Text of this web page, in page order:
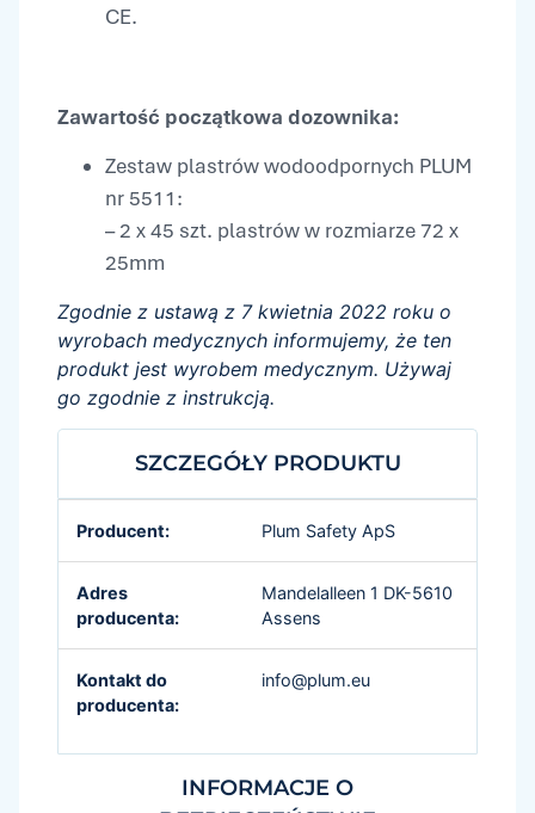
CE.
Zawartość początkowa dozownika:
Zestaw plastrów wodoodpornych PLUM
nr 5511:
– 2 x 45 szt. plastrów w rozmiarze 72 x
25mm
Zgodnie z ustawą z 7 kwietnia 2022 roku o
wyrobach medycznych informujemy, że ten
produkt jest wyrobem medycznym. Używaj
go zgodnie z instrukcją.
SZCZEGÓŁY PRODUKTU
INFORMACJE O
Producent: Plum Safety ApS
Adres
producenta:
Mandelalleen 1 DK-5610
Assens
Kontakt do
producenta:
info@plum.eu